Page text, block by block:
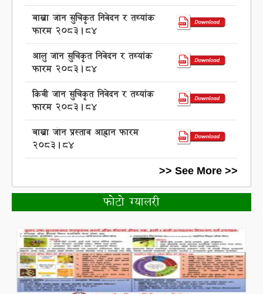
बाख्रा जोन सुचिकृत निवेदन र तथ्यांक
फारम २०८३।८४
आलु जोन सुचिकृत निवेदन र तथ्यांक
फारम २०८३।८४
किवी जोन सुचिकृत निवेदन र तथ्यांक
फारम २०८३।८४
बाख्रा जोन प्रस्ताव आह्वान फारम
२०८३।८४
>> See More >>
फोटो ग्यालरी